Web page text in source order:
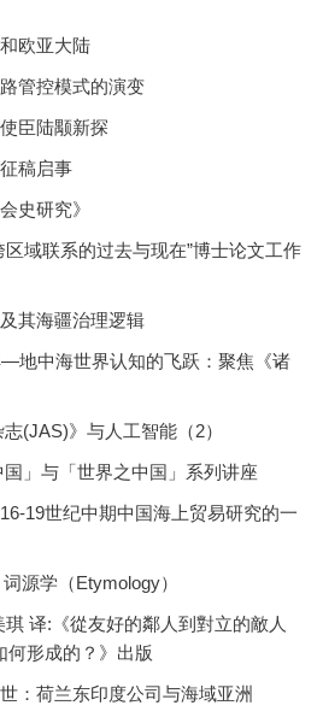
欧亚大陆
管控模式的演变
臣陆颙新探
稿启事
史研究》
域联系的过去与现在”博士论文工作
其海疆治理逻辑
地中海世界认知的飞跃：聚焦《诸
(JAS)》与人工智能（2）
」与「世界之中国」系列讲座
19世纪中期中国海上贸易研究的一
源学（Etymology）
译:《從友好的鄰人到對立的敵人
形成的？》出版
：荷兰东印度公司与海域亚洲